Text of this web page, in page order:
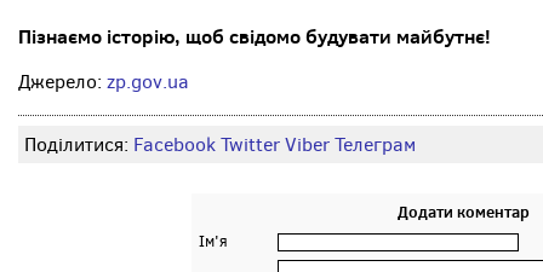
Пізнаємо історію, щоб свідомо будувати майбутнє!
Джерело: zp.gov.ua
Поділитися: FacebookTwitterViberТелеграм
Додати коментар
Ім'я